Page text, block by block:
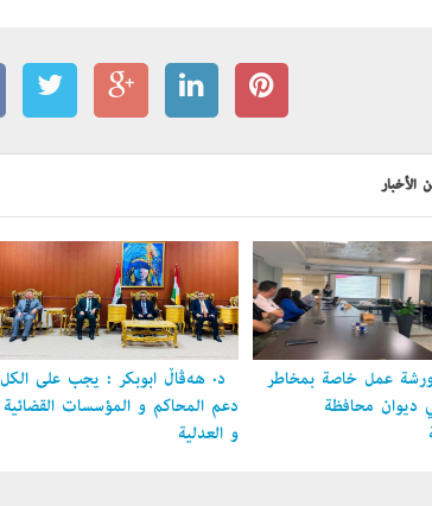
الأخبار
د. هەڤاڵ أبوبكر : يجب على الكل
دعم المحاكم و المؤسسات القضائية
و العدلية
عمل خاصة بمخاطر
ديوان محافظة